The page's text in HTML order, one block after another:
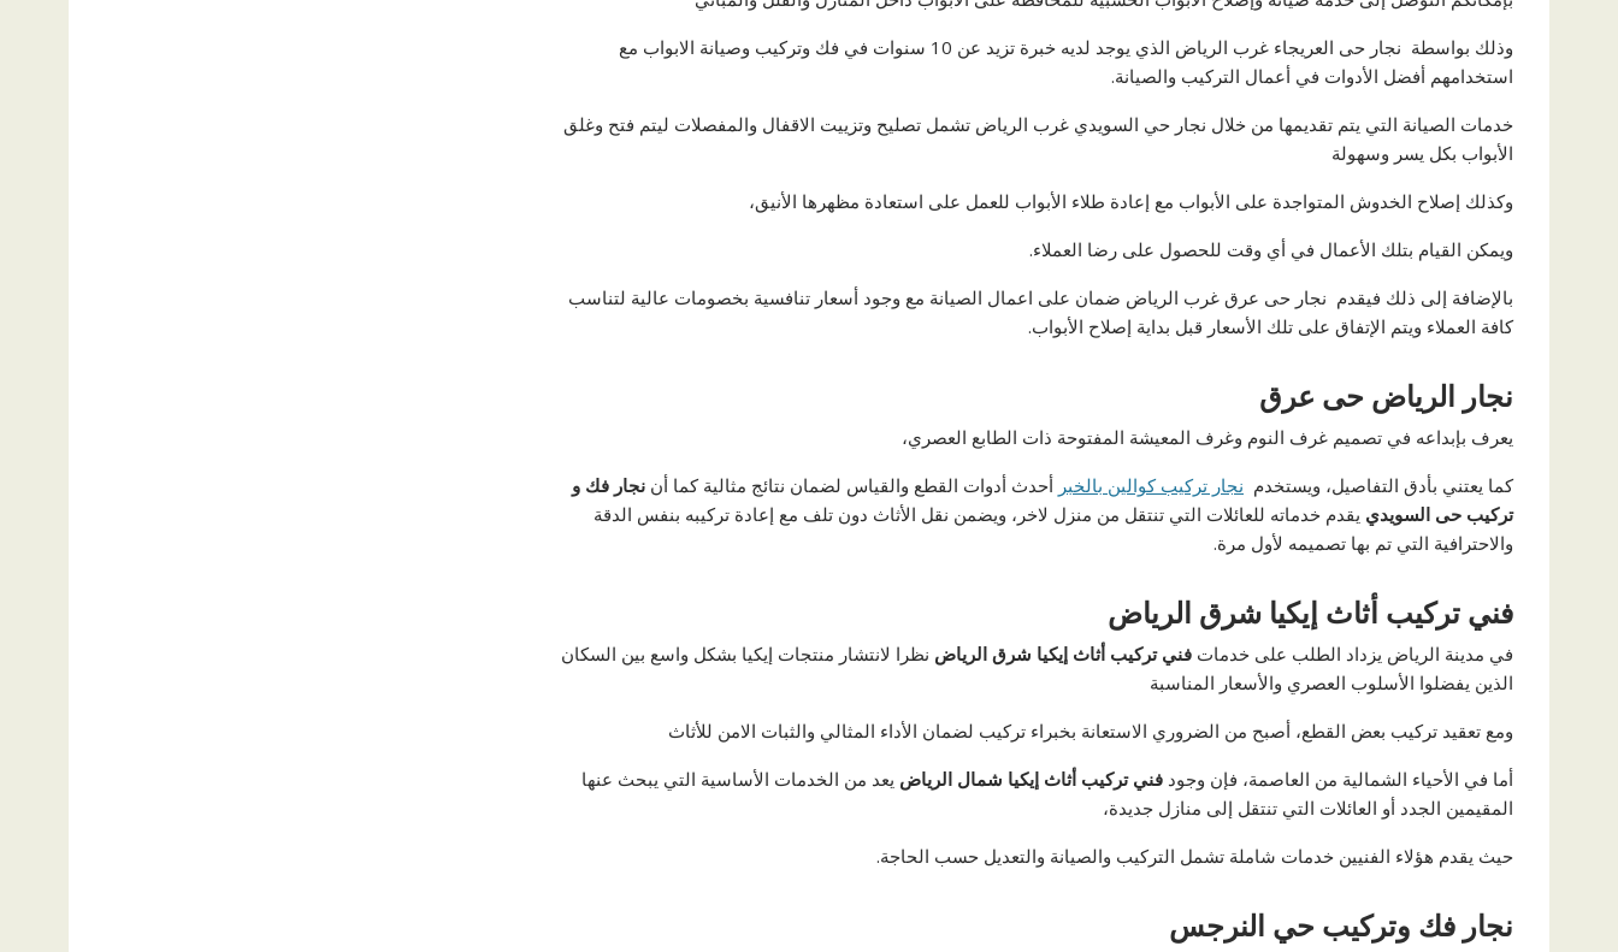
وذلك بواسطة نجار حى العريجاء غرب الرياض الذي يوجد لديه خبرة تزيد عن 10 سنوات في فك وتركيب وصيانة الابواب مع
استخدامهم أفضل الأدوات في أعمال التركيب والصيانة.
خدمات الصيانة التي يتم تقديمها من خلال نجار حي السويدي غرب الرياض تشمل تصليح وتزييت الاقفال والمفصلات ليتم فتح وغلق
الأبواب بكل يسر وسهولة
وكذلك إصلاح الخدوش المتواجدة على الأبواب مع إعادة طلاء الأبواب للعمل على استعادة مظهرها الأنيق،
ويمكن القيام بتلك الأعمال في أي وقت للحصول على رضا العملاء.
بالإضافة إلى ذلك فيقدم نجار حى عرق غرب الرياض ضمان على اعمال الصيانة مع وجود أسعار تنافسية بخصومات عالية لتناسب
كافة العملاء ويتم الإتفاق على تلك الأسعار قبل بداية إصلاح الأبواب.
نجار الرياض حى عرق
يعرف بإبداعه في تصميم غرف النوم وغرف المعيشة المفتوحة ذات الطابع العصري،
كما يعتني بأدق التفاصيل، ويستخدم نجار تركيب كوالين بالخبر أحدث أدوات القطع والقياس لضمان نتائج مثالية كما أن نجار فك و
تركيب حى السويدي يقدم خدماته للعائلات التي تنتقل من منزل لاخر، ويضمن نقل الأثاث دون تلف مع إعادة تركيبه بنفس الدقة
والاحترافية التي تم بها تصميمه لأول مرة.
فني تركيب أثاث إيكيا شرق الرياض
في مدينة الرياض يزداد الطلب على خدمات فني تركيب أثاث إيكيا شرق الرياض نظرا لانتشار منتجات إيكيا بشكل واسع بين السكان
الذين يفضلوا الأسلوب العصري والأسعار المناسبة
ومع تعقيد تركيب بعض القطع، أصبح من الضروري الاستعانة بخبراء تركيب لضمان الأداء المثالي والثبات الامن للأثاث
أما في الأحياء الشمالية من العاصمة، فإن وجود فني تركيب أثاث إيكيا شمال الرياض يعد من الخدمات الأساسية التي يبحث عنها
المقيمين الجدد أو العائلات التي تنتقل إلى منازل جديدة،
حيث يقدم هؤلاء الفنيين خدمات شاملة تشمل التركيب والصيانة والتعديل حسب الحاجة.
نجار فك وتركيب حي النرجس